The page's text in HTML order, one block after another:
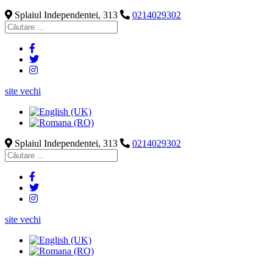
Splaiul Independentei, 313
0214029302
site vechi
Splaiul Independentei, 313 0214029302
site vechi